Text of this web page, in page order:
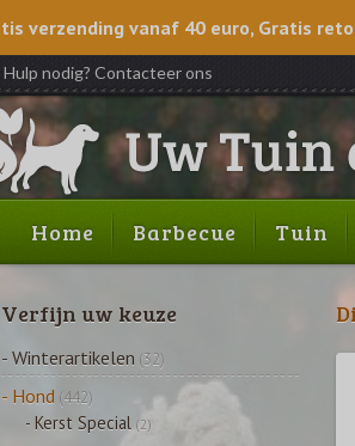
verzending vanaf 40 euro, Gratis
Hulp nodig? Contacteer ons
Home Barbecue Tuin
Verfijn uw keuze
- Winterartikelen (32)
- Hond (442)
- Kerst Special (2)